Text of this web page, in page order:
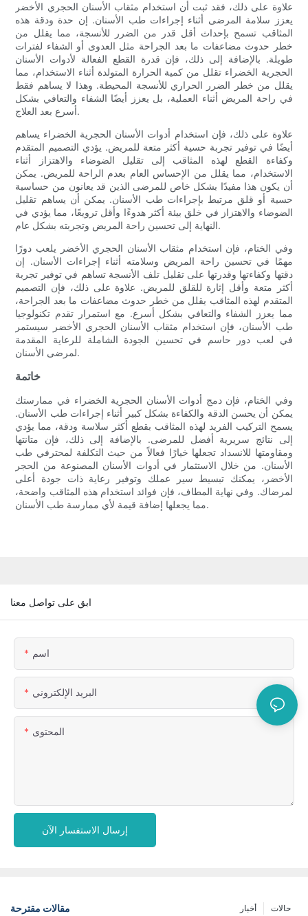
علاوة على ذلك، فقد ثبت أن استخدام مثقاب الأسنان الحجري الأخضر
يعزز سلامة المرضى أثناء إجراءات طب الأسنان. إن حدة ودقة هذه
المثاقب تسمح بإحداث أقل قدر من الضرر للأنسجة، مما يقلل من
خطر حدوث مضاعفات ما بعد الجراحة مثل العدوى أو الشفاء لفترات
طويلة. بالإضافة إلى ذلك، فإن قدرة القطع الفعالة لأدوات الأسنان
الحجرية الخضراء تقلل من كمية الحرارة المتولدة أثناء الاستخدام، مما
يقلل من خطر الضرر الحراري للأنسجة المحيطة. وهذا لا يساهم فقط
في راحة المريض أثناء العملية، بل يعزز أيضًا الشفاء والتعافي بشكل
أسرع بعد العلاج.
علاوة على ذلك، فإن استخدام أدوات الأسنان الحجرية الخضراء يساهم
أيضًا في توفير تجربة حسية أكثر متعة للمريض. يؤدي التصميم المتقدم
وكفاءة القطع لهذه المثاقب إلى تقليل الضوضاء والاهتزاز أثناء
الاستخدام، مما يقلل من الإحساس العام بعدم الراحة للمريض. يمكن
أن يكون هذا مفيدًا بشكل خاص للمرضى الذين قد يعانون من حساسية
حسية أو قلق مرتبط بإجراءات طب الأسنان. يمكن أن يساهم تقليل
الضوضاء والاهتزاز في خلق بيئة أكثر هدوءًا وأقل ترويعًا، مما يؤدي في
النهاية إلى تحسين راحة المريض وتجربته بشكل عام.
وفي الختام، فإن استخدام مثقاب الأسنان الحجري الأخضر يلعب دورًا
مهمًا في تحسين راحة المريض وسلامته أثناء إجراءات الأسنان. إن
دقتها وكفاءتها وقدرتها على تقليل تلف الأنسجة تساهم في توفير تجربة
أكثر متعة وأقل إثارة للقلق للمريض. علاوة على ذلك، فإن التصميم
المتقدم لهذه المثاقب يقلل من خطر حدوث مضاعفات ما بعد الجراحة،
مما يعزز الشفاء والتعافي بشكل أسرع. مع استمرار تقدم تكنولوجيا
طب الأسنان، فإن استخدام مثقاب الأسنان الحجري الأخضر سيستمر
في لعب دور حاسم في تحسين الجودة الشاملة للرعاية المقدمة
لمرضى الأسنان.
خاتمة
وفي الختام، فإن دمج أدوات الأسنان الحجرية الخضراء في ممارستك
يمكن أن يحسن الدقة والكفاءة بشكل كبير أثناء إجراءات طب الأسنان.
يسمح التركيب الفريد لهذه المثاقب بقطع أكثر سلاسة ودقة، مما يؤدي
إلى نتائج سريرية أفضل للمرضى. بالإضافة إلى ذلك، فإن متانتها
ومقاومتها للانسداد تجعلها خيارًا فعالاً من حيث التكلفة لمحترفي طب
الأسنان. من خلال الاستثمار في أدوات الأسنان المصنوعة من الحجر
الأخضر، يمكنك تبسيط سير عملك وتوفير رعاية ذات جودة أعلى
لمرضاك. وفي نهاية المطاف، فإن فوائد استخدام هذه المثاقب واضحة،
مما يجعلها إضافة قيمة لأي ممارسة طب الأسنان.
ابق على تواصل معنا
اسم
البريد الإلكتروني
المحتوى
إرسال الاستفسار الآن
مقالات مقترحة حالات أخبار